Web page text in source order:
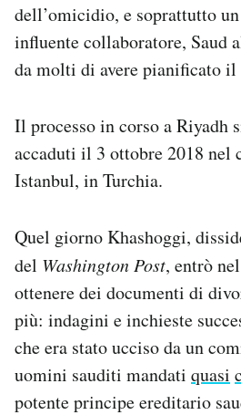
dell’omicidio, e soprattutto
influente collaboratore, Saud
da molti di avere pianificato
Il processo in corso a Riyadh
accaduti il 3 ottobre 2018 nel
Istanbul, in Turchia.
Quel giorno Khashoggi,
del Washington Post, entrò
ottenere dei documenti di
più: indagini e inchieste
che era stato ucciso da un
uomini sauditi mandati quasi
potente principe ereditario